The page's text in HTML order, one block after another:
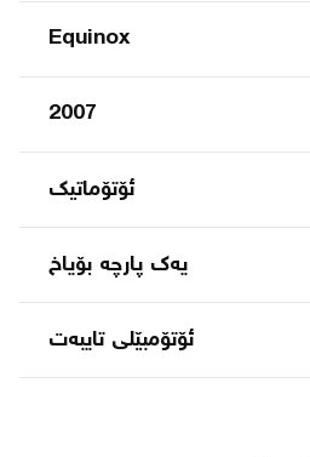
Equinox
2007
ئۆتۆماتیک
یەک پارچە بۆیاخ
ئۆتۆمبێلی تایبه‌ت